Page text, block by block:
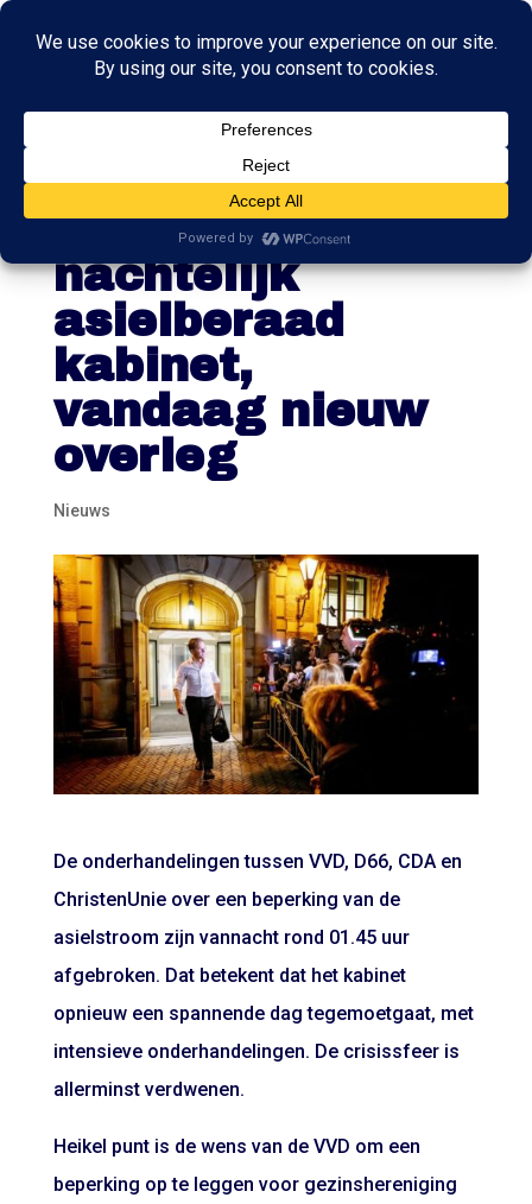
Geen
duidelijkheid na
nachtelijk
asielberaad
kabinet,
vandaag nieuw
overleg
Nieuws
De onderhandelingen tussen VVD, D66, CDA en
ChristenUnie over een beperking van de
asielstroom zijn vannacht rond 01.45 uur
afgebroken. Dat betekent dat het kabinet
opnieuw een spannende dag tegemoetgaat, met
intensieve onderhandelingen. De crisissfeer is
allerminst verdwenen.
Heikel punt is de wens van de VVD om een
beperking op te leggen voor gezinshereniging